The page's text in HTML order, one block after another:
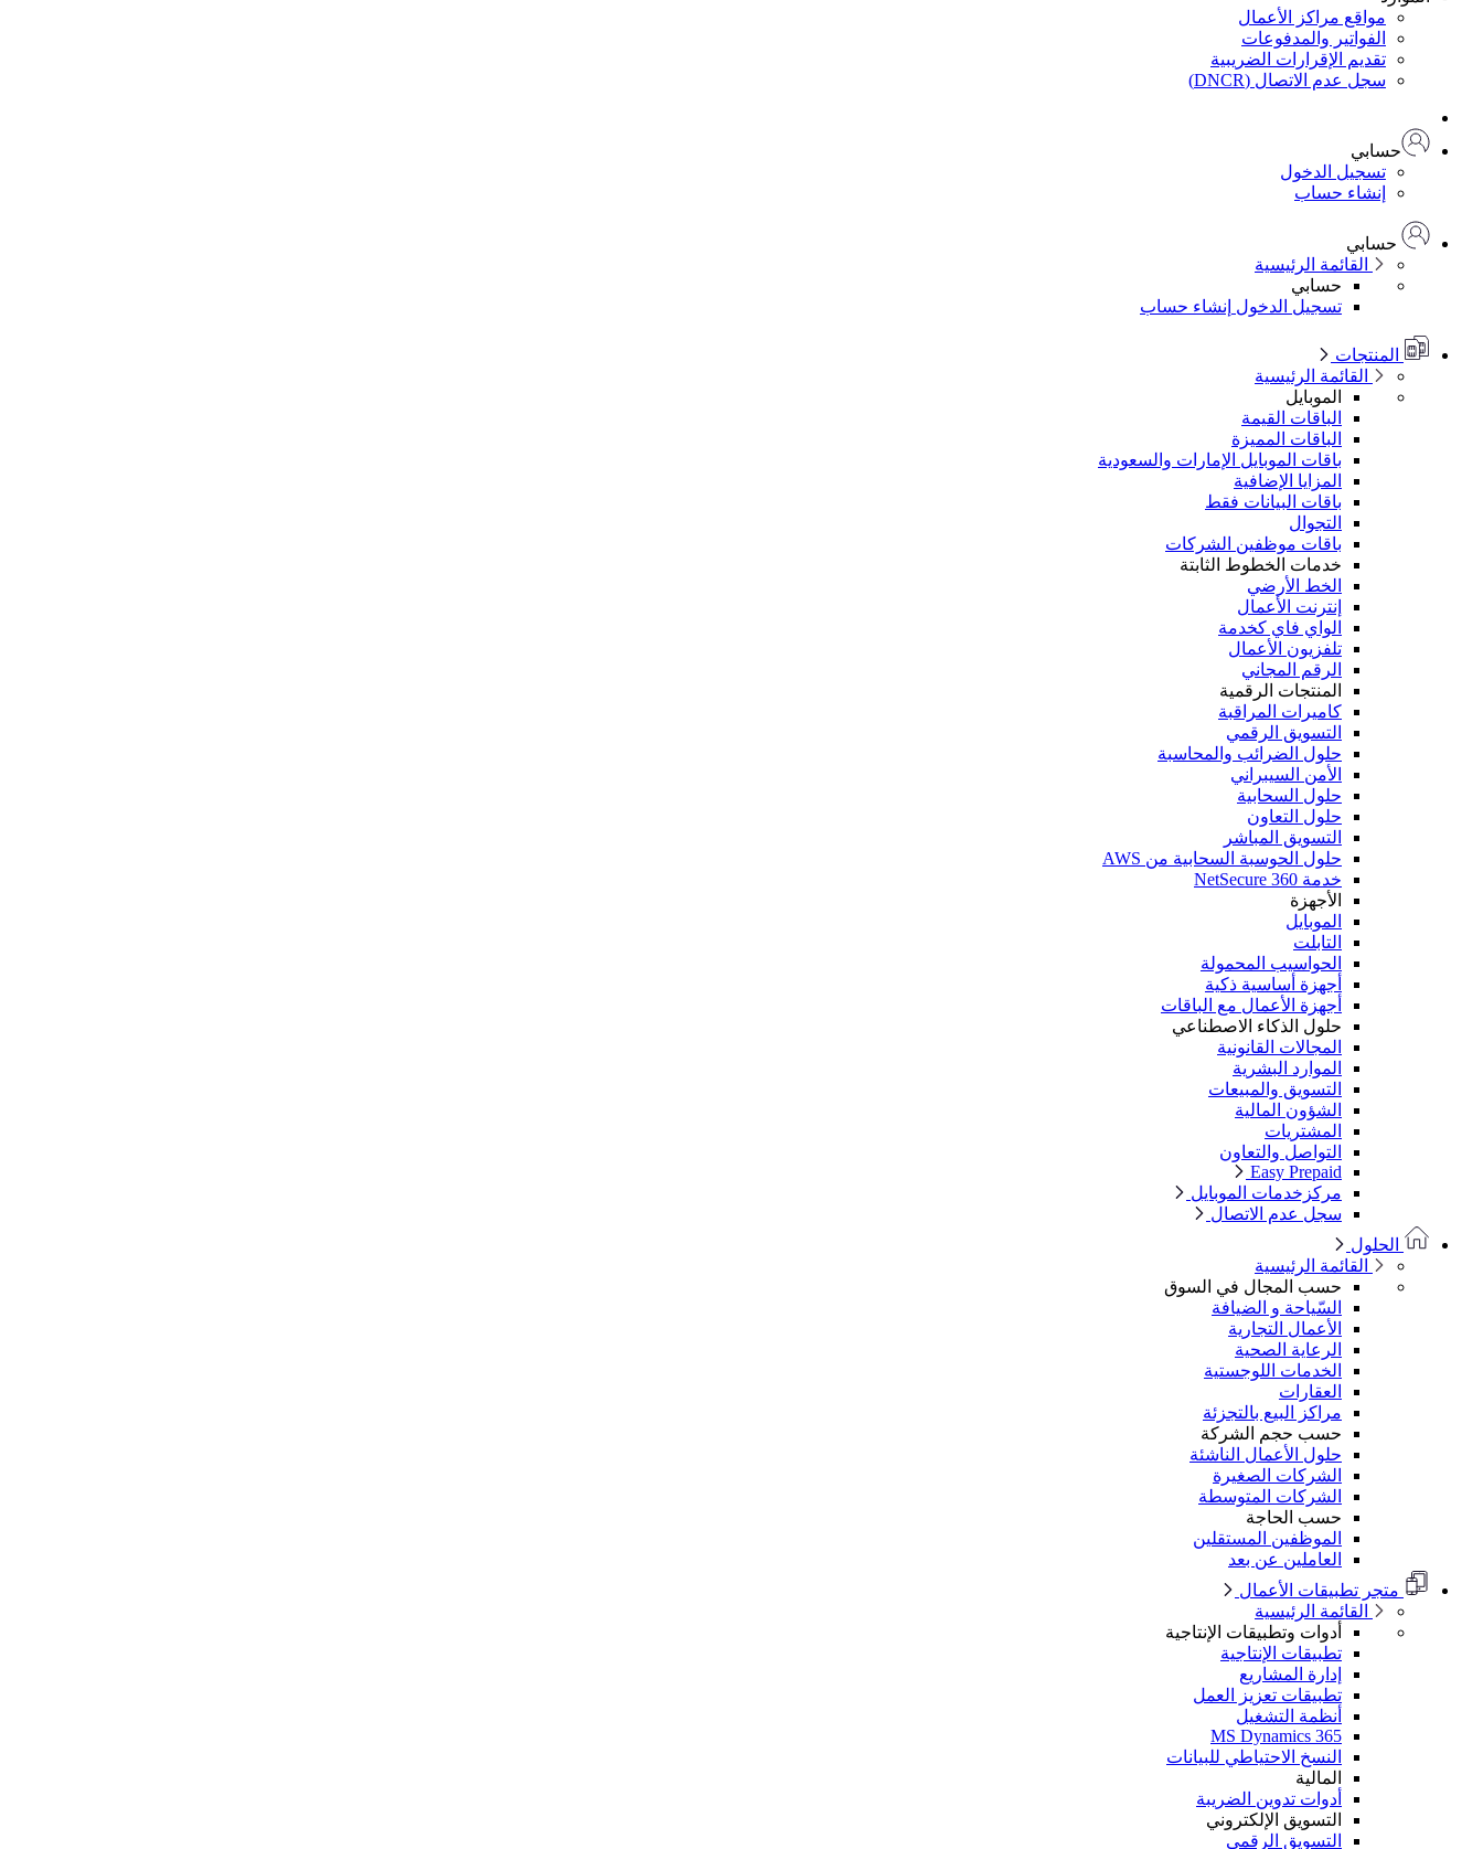
مواقع مراكز الأعمال
الفواتير والمدفوعات
تقديم الإقرارات الضريبية
سجل عدم الاتصال (DNCR)
حسابي
تسجيل الدخول
إنشاء حساب
حسابي
القائمة الرئيسية
حسابي
تسجيل الدخول إنشاء حساب
المنتجات
القائمة الرئيسية
الموبايل
الباقات القيمة
الباقات المميزة
باقات الموبايل الإمارات والسعودية
المزايا الإضافية
باقات البيانات فقط
التجوال
باقات موظفين الشركات
خدمات الخطوط الثابتة
الخط الأرضي
إنترنت الأعمال
الواي فاي كخدمة
تلفزيون الأعمال
الرقم المجاني
المنتجات الرقمية
كاميرات المراقبة
التسويق الرقمي
حلول الضرائب والمحاسبة
الأمن السيبراني
حلول السحابية
حلول التعاون
التسويق المباشر
حلول الحوسبة السحابية من AWS
خدمة NetSecure 360
الأجهزة
الموبايل
التابلت
الحواسيب المحمولة
أجهزة أساسية ذكية
أجهزة الأعمال مع الباقات
حلول الذكاء الاصطناعي
المجالات القانونية
الموارد البشرية
التسويق والمبيعات
الشؤون المالية
المشتريات
التواصل والتعاون
Easy Prepaid
مركزخدمات الموبايل
سجل عدم الاتصال
الحلول
القائمة الرئيسية
حسب المجال في السوق
السّياحة و الضيافة
الأعمال التجارية
الرعاية الصحية
الخدمات اللوجستية
العقارات
مراكز البيع بالتجزئة
حسب حجم الشركة
حلول الأعمال الناشئة
الشركات الصغيرة
الشركات المتوسطة
حسب الحاجة
الموظفين المستقلين
العاملين عن بعد
متجر تطبيقات الأعمال
القائمة الرئيسية
أدوات وتطبيقات الإنتاجية
تطبيقات الإنتاجية
إدارة المشاريع
تطبيقات تعزيز العمل
أنظمة التشغيل
MS Dynamics 365
النسخ الاحتياطي للبيانات
المالية
أدوات تدوين الضريبة
التسويق الإلكتروني
التسويق الرقمي